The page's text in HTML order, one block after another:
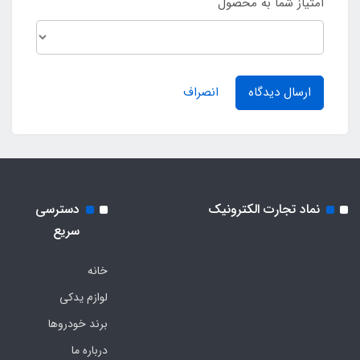
ارسال دیدگاه انصراف
نماد تجارت الکترونیک
دسترسی
سریع
خانه
لوازم یدکی
برند خودروها
درباره ما